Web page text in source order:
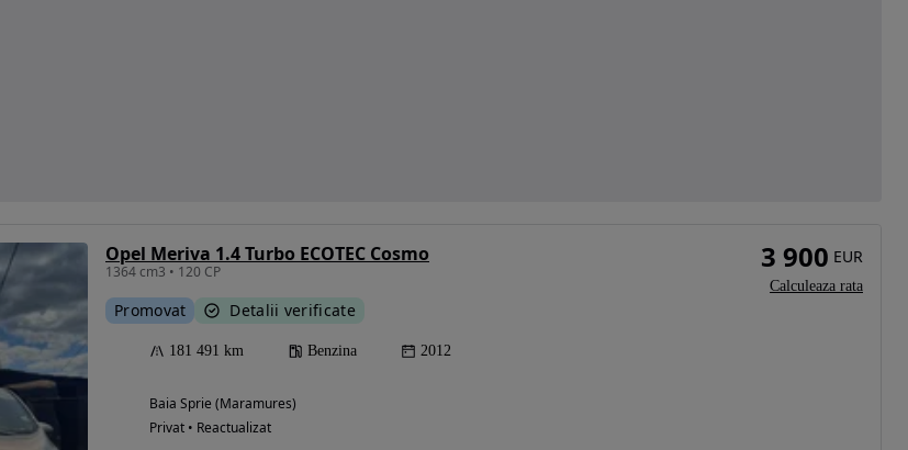
Opel Meriva 1.4 Turbo ECOTEC Cosmo
1364 cm3 • 120 CP
Promovat Detalii verificate
181 491 km Benzina 2012
Baia Sprie (Maramures)
Privat • Reactualizat
3 900 EUR
Calculeaza rata